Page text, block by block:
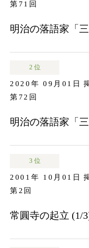
第71回
明治の落語家「
2 位
2020年 09月01日
第72回
明治の落語家「
3 位
2001年 10月01日
第2回
常圓寺の起立 (1/